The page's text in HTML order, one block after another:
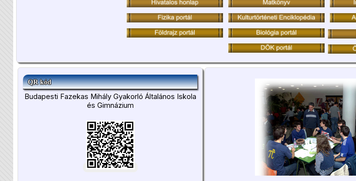
QR kód
Budapesti Fazekas Mihály Gyakorló Általános Iskola
és Gimnázium